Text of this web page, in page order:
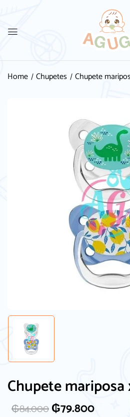
Home Chupetes Chupete
Chupete
₲84.000₲79.800
Be the first
“Chupete
Your rating
vez que comente.